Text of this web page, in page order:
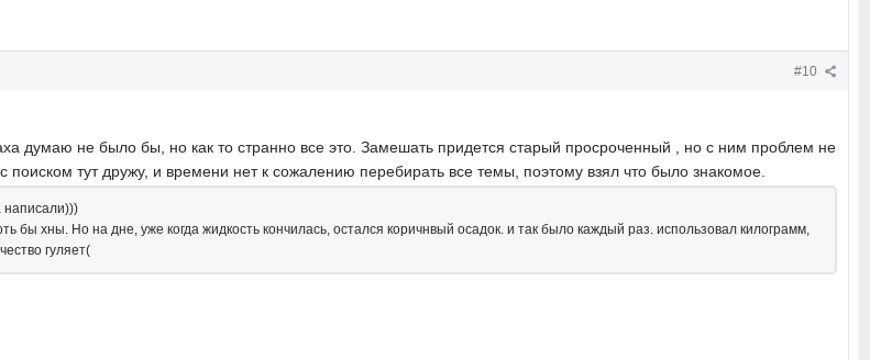
#10
думаю не было бы, но как то странно все это. Замешать придется старый просроченный , но с ним проблем не
поиском тут дружу, и времени нет к сожалению перебирать все темы, поэтому взял что было знакомое.
написали)))
бы хны. Но на дне, уже когда жидкость кончилась, остался коричнвый осадок. и так было каждый раз. использовал килограмм,
гуляет(